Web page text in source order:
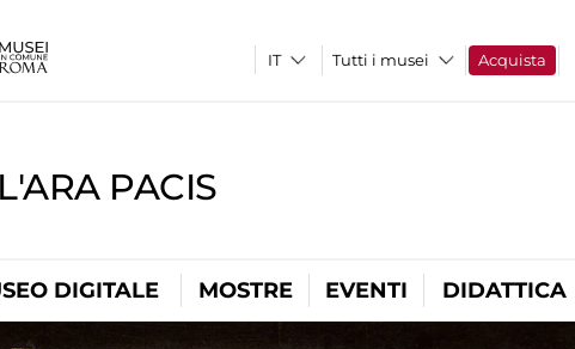
Tutti i musei Acquista
PACIS
DIGITALE MOSTRE EVENTI DIDATTICA